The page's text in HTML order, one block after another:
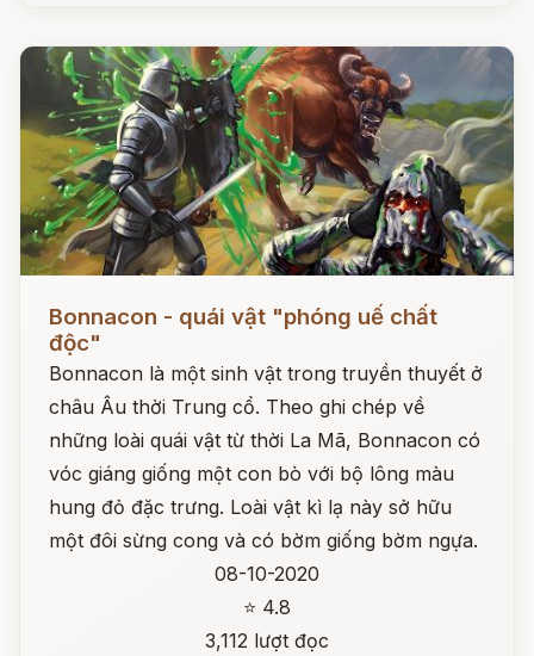
Bonnacon - quái vật "phóng uế chất
độc"
Bonnacon là một sinh vật trong truyền thuyết ở
châu Âu thời Trung cổ. Theo ghi chép về
những loài quái vật từ thời La Mã, Bonnacon có
vóc giáng giống một con bò với bộ lông màu
hung đỏ đặc trưng. Loài vật kì lạ này sở hữu
một đôi sừng cong và có bờm giống bờm ngựa.
08-10-2020
⭐ 4.8
3,112 lượt đọc